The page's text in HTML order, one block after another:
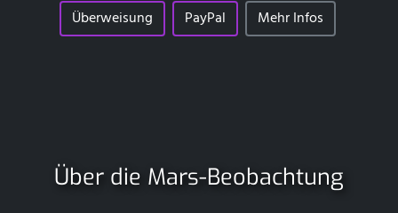
Überweisung PayPal Mehr Infos
Über die Mars-Beobachtung